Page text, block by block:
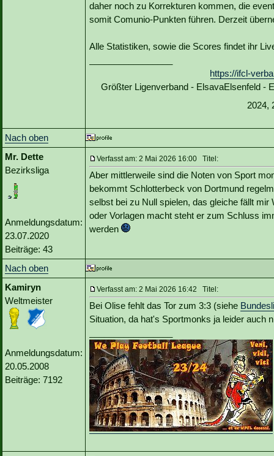
daher noch zu Korrekturen kommen, die
somit Comunio-Punkten führen. Derzeit
Alle Statistiken, sowie die Scores findet ihr
https://ifcl-
Größter Ligenverband - ElsavaElsenfeld -
2024,
Nach oben
Mr. Dette
Bezirksliga
Anmeldungsdatum:
23.07.2020
Beiträge: 43
Verfasst am: 2 Mai 2026 16:00 Titel:
Aber mittlerweile sind die Noten von Sport
bekommt Schlotterbeck von Dortmund
selbst bei zu Null spielen, das gleiche fällt
oder Vorlagen macht steht er zum Schluss
werden
Nach oben
Kamiryn
Weltmeister
Anmeldungsdatum:
20.05.2008
Beiträge: 7192
Verfasst am: 2 Mai 2026 16:42 Titel:
Bei Olise fehlt das Tor zum 3:3 (siehe
Situation, da hat's Sportmonks ja leider auch